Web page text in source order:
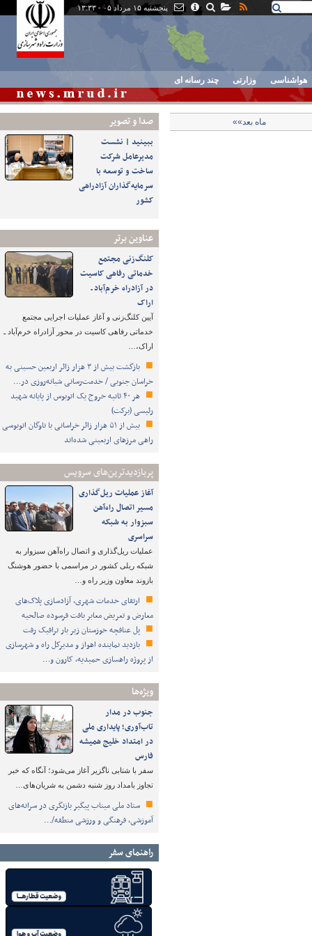
پنجشنبه ۱۵ مرداد ۰۵ - ۱۳:۳۳
هواشناسی وزارتی چند رسانه ای
صدا و تصوير
ببینید | نشست
مدیرعامل شرکت
ساخت و توسعه با
سرمایه‌گذاران آزادراهی
کشور
عناوین برتر
کلنگ‌زنی مجتمع
خدماتی رفاهی کاسیت
در آزادراه خرم‌آباد ـ
اراک
آیین کلنگ‌زنی و آغاز عملیات اجرایی مجتمع
خدماتی رفاهی کاسیت در محور آزادراه خرم‌آباد ـ
اراک،…
بازگشت بیش از ۳ هزار زائر اربعین حسینی به
خراسان جنوبی / خدمت‌رسانی شبانه‌روزی در…
هر ۴۰ ثانیه خروج یک اتوبوس از پایانه شهید
رئیسی (برکت)
بیش از ۵۱ هزار زائر خراسانی با ناوگان اتوبوسی
راهی مرزهای اربعینی شده‌اند
پربازدیدترین‌های سرویس
آغاز عملیات ریل‌گذاری
مسیر اتصال راه‌آهن
سبزوار به شبکه
سراسری
عملیات ریل‌گذاری و اتصال راه‌آهن سبزوار به
شبکه ریلی کشور در مراسمی با حضور هوشنگ
بازوند معاون وزیر راه و…
ارتقای خدمات شهری، آزادسازی پلاک‌های
معارض و تعریض معابر بافت فرسوده صالحیه
پل عنافچه خوزستان زیر بار ترافیک رفت
بازدید نماینده اهواز و مدیرکل راه و شهرسازی
از پروژه راهسازی حمیدیه، کارون و…
ویژه‌ها
جنوب در مدار
تاب‌آوری؛ پایداری ملی
در امتداد خلیج همیشه
فارس
سفر با شتابی ناگزیر آغاز می‌شود؛ آنگاه که خبر
تجاوز بامداد روز شنبه دشمن به شریان‌های…
ستاد ملی میناب پیگیر بازنگری در سرانه‌های
آموزشی، فرهنگی و ورزشی منطقه/…
راهنمای سفر
ماه بعد»»